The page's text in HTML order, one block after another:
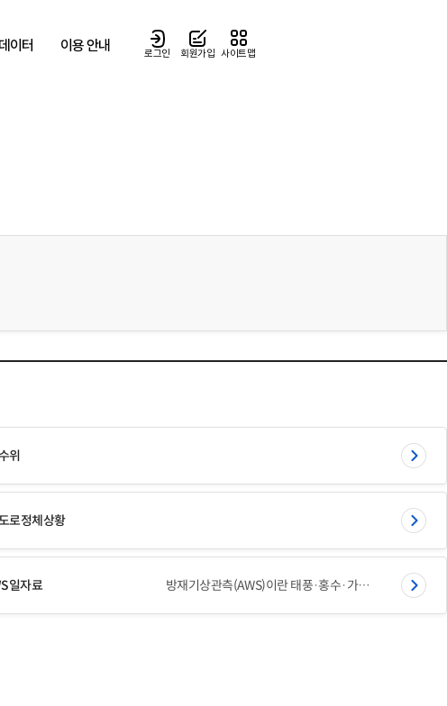
이터 이용 안내 로그인 회원가입 사이트맵
위
로정체상황
일자료 방재기상관측(AWS)이란 태풍·홍수·가뭄 등 기상현상에 따른 자연재해를 막기 위해 실시하는 지상관측으로 관측 공백 해소 및 국지적인 기상 현상을 파악하기 위하여 전국에 자동기상관측장비(AWS, Automatic Weather System)를 설치하여 자동으로 관측